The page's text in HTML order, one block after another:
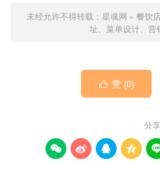
未经允许不得转载： 星魂网 » 餐饮
址、菜单设计、营
 赞 (0)
分
   